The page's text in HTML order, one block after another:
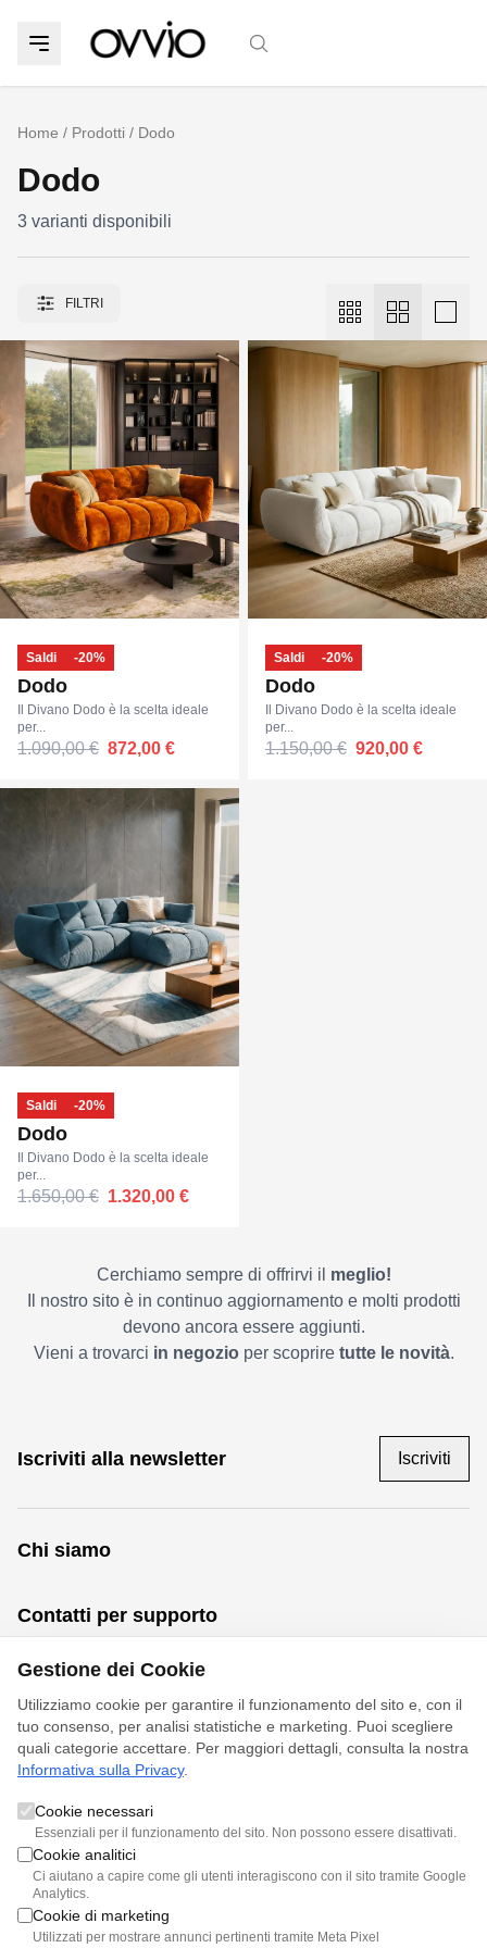
Home / Prodotti / Dodo
Dodo
3 varianti disponibili
FILTRI
Saldi -20%
Dodo
Il Divano Dodo è la scelta ideale
per...
1.090,00 € 872,00 €
Saldi -20%
Dodo
Il Divano Dodo è la scelta ideale
per...
1.150,00 € 920,00 €
Saldi -20%
Dodo
Il Divano Dodo è la scelta ideale
per...
1.650,00 € 1.320,00 €
Cerchiamo sempre di offrirvi il meglio!
Il nostro sito è in continuo aggiornamento e molti prodotti
devono ancora essere aggiunti.
Vieni a trovarci in negozio per scoprire tutte le novità.
Iscriviti alla newsletter Iscriviti
Chi siamo
Sostenibilità
Contatti per supporto
Collaboriamo?
Servizio per professionisti
Lavora con noi
Il tuo account
Richiedi appuntamento
Gestione dei Cookie
Utilizziamo cookie per garantire il funzionamento del sito e, con il
tuo consenso, per analisi statistiche e marketing. Puoi scegliere
quali categorie accettare. Per maggiori dettagli, consulta la nostra
Informativa sulla Privacy.
Cookie necessari
Essenziali per il funzionamento del sito. Non possono essere disattivati.
Cookie analitici
Ci aiutano a capire come gli utenti interagiscono con il sito tramite Google
Analytics.
Cookie di marketing
Utilizzati per mostrare annunci pertinenti tramite Meta Pixel